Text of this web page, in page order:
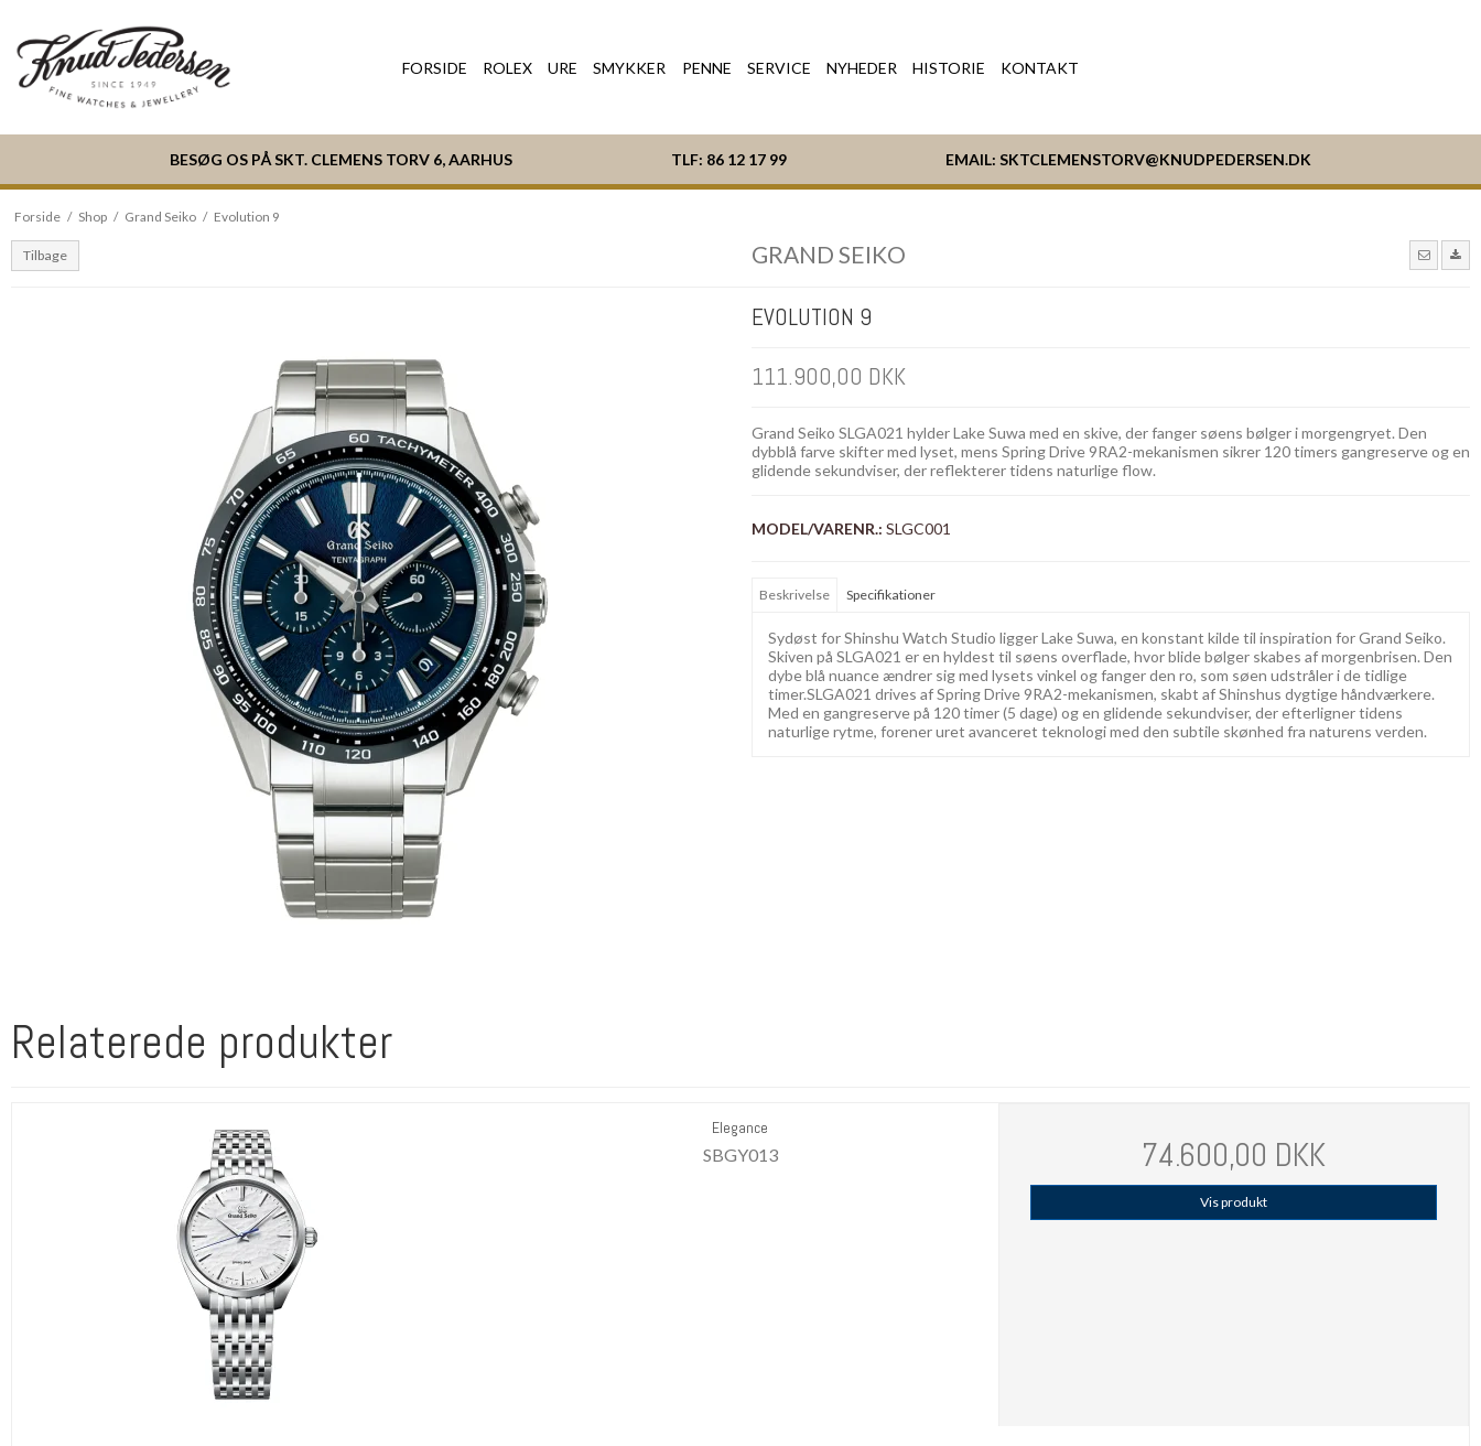
FORSIDE ROLEX URE SMYKKER PENNE SERVICE NYHEDER HISTORIE KONTAKT
BESØG OS PÅ SKT. CLEMENS TORV 6, AARHUS TLF: 86 12 17 99 EMAIL: SKTCLEMENSTORV@KNUDPEDERSEN.DK
Forside / Shop / Grand Seiko / Evolution 9
Tilbage GRAND SEIKO
EVOLUTION 9
111.900,00 DKK
Grand Seiko SLGA021 hylder Lake Suwa med en skive, der fanger søens bølger i morgengryet. Den
dybblå farve skifter med lyset, mens Spring Drive 9RA2-mekanismen sikrer 120 timers gangreserve og en
glidende sekundviser, der reflekterer tidens naturlige flow.
MODEL/VARENR.: SLGC001
Beskrivelse Specifikationer
Sydøst for Shinshu Watch Studio ligger Lake Suwa, en konstant kilde til inspiration for Grand Seiko.
Skiven på SLGA021 er en hyldest til søens overflade, hvor blide bølger skabes af morgenbrisen. Den
dybe blå nuance ændrer sig med lysets vinkel og fanger den ro, som søen udstråler i de tidlige
timer.SLGA021 drives af Spring Drive 9RA2-mekanismen, skabt af Shinshus dygtige håndværkere.
Med en gangreserve på 120 timer (5 dage) og en glidende sekundviser, der efterligner tidens
naturlige rytme, forener uret avanceret teknologi med den subtile skønhed fra naturens verden.
Relaterede produkter
Elegance
SBGY013 74.600,00 DKK
Vis produkt